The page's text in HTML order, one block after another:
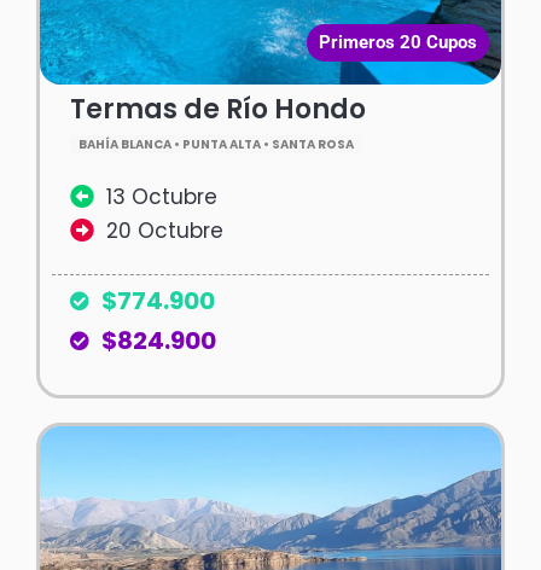
Termas de Río Hondo
BAHÍA BLANCA • PUNTA ALTA • SANTA ROSA
13 Octubre
20 Octubre
$774.900
$824.900
Primeros 20 Cupos